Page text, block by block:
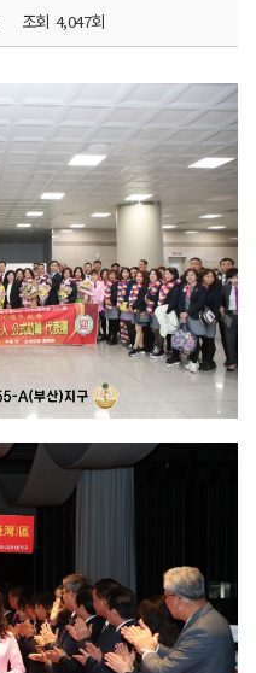
조회 4,047회